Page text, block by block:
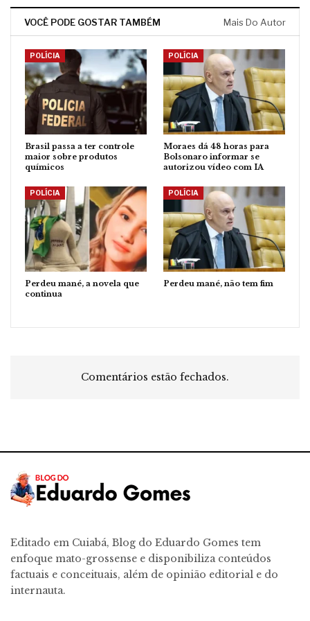
VOCÊ PODE GOSTAR TAMBÉM Mais Do Autor
POLÍCIA
Brasil passa a ter controle
maior sobre produtos
químicos
POLÍCIA
Moraes dá 48 horas para
Bolsonaro informar se
autorizou vídeo com IA
POLÍCIA
Perdeu mané, a novela que
continua
POLÍCIA
Perdeu mané, não tem fim
Comentários estão fechados.
Editado em Cuiabá, Blog do Eduardo Gomes tem
enfoque mato-grossense e disponibiliza conteúdos
factuais e conceituais, além de opinião editorial e do
internauta.